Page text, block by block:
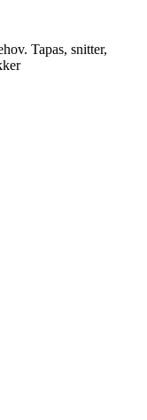
Tapas, snitter,